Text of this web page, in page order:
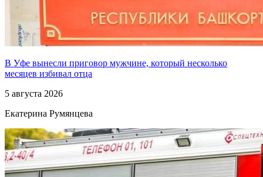
В Уфе вынесли приговор мужчине, который несколько
месяцев избивал отца
5 августа 2026
Екатерина Румянцева